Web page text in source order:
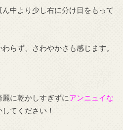
中より少し右に分け目をもって
らず、さわやかさも感じます。
に乾かしすぎずにアンニュイな
てください！